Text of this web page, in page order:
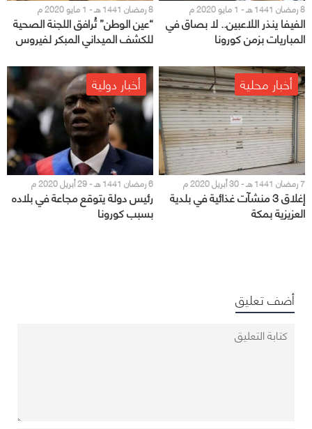
8 رمضان 1441 هـ - 1 مايو 2020 م
الفيفا ينذر اللاعبين.. لا بصاق في
المباريات بزمن كورونا
8 رمضان 1441 هـ - 1 مايو 2020 م
“عين الوطن” تُرافق اللجنة الصحية
للكشف الميداني المبكر لفيروس
كورونا على العمالة بمشاركة عدة
جهات حكومية
أخبار محلية
7 رمضان 1441 هـ - 30 أبريل 2020 م
إغلاق 3 منشآت غذائية في بلدية
العزيزية بمكة
أخبار دولية
6 رمضان 1441 هـ - 29 أبريل 2020 م
رئيس دولة يتوقع مجاعة في بلاده
بسبب كورونا
أضف تعليق